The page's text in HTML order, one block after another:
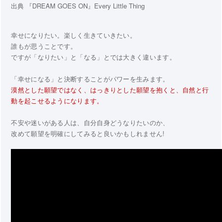
出典 『DREAM GOES ON』Every Little Thing
幸せになりたい。楽しく生きていきたい。
誰もが思うことです。
ですが「なりたい」と「なる」とでは大きく違います。
「幸せになる」と決断することがパワーを生みます。
漠然とした願望ではなく、はっきりとした願望を抱くと、自然と行
動を起こせるようになります。
不安や迷いがある人は、自分自身どうなりたいのか、
改めて願望を明確にしてみると良いかもしれません!